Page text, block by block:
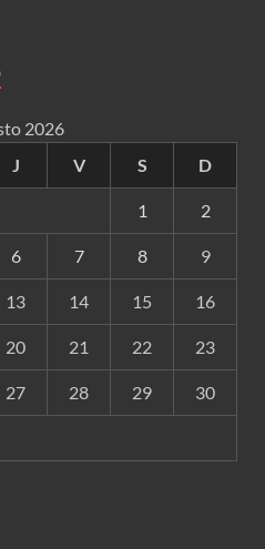
2026
J V S D
1 2
6 7 8 9
13 14 15 16
20 21 22 23
27 28 29 30